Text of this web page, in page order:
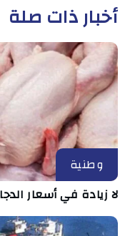
أخبار ذات صلة
وطنية
لا زيادة في أسعار